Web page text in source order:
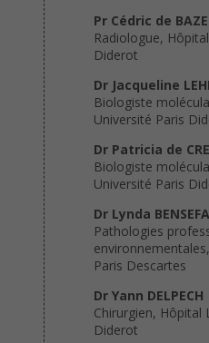
Pr Cédric de
Radiologue,
Diderot
Dr Jacqueline
Biologiste
Université Paris
Dr Patricia de
Biologiste
Université Paris
Dr Lynda
Pathologies
Paris Descartes
Dr Yann DELPECH
Chirurgien, Hôpital
Diderot